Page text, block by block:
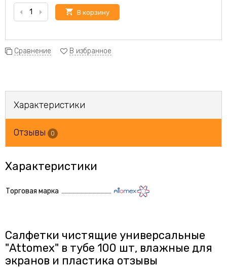
В корзину
Сравнение В избранное
Характеристики
Отзывы 0
Характеристики
Торговая марка
Салфетки чистящие универсальные
"Attomex" в тубе 100 шт, влажные для
экранов и пластика отзывы